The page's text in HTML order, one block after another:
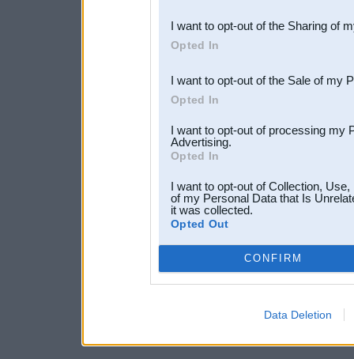
Downstream Participants
third parties.
I want to opt-out of the Sharing of
Opted In
I want to opt-out of the Sale of my
Opted In
I want to opt-out of processing my
Advertising.
Opted In
I want to opt-out of Collection,
of my Personal Data that Is
it was collected.
Opted Out
CONFIRM
Data Deletion